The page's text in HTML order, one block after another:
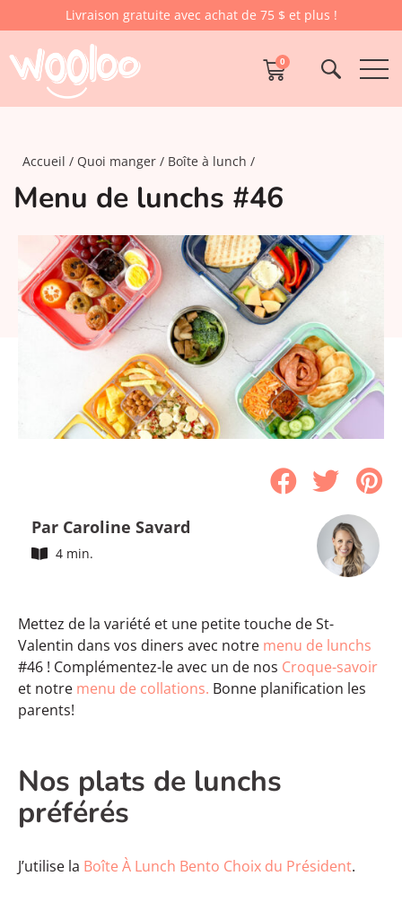
Livraison gratuite avec achat de 75 $ et plus !
0
Accueil Quoi manger Boîte à lunch
Menu de lunchs #46
Par Caroline Savard
4 min.
Mettez de la variété et une petite touche de St-
Valentin dans vos diners avec notre menu de lunchs
#46 ! Complémentez-le avec un de nos Croque-savoir
et notre menu de collations. Bonne planification les
parents!
Nos plats de lunchs
préférés
J’utilise la Boîte À Lunch Bento Choix du Président.